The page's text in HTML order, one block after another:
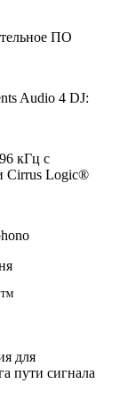
ПО
Audio 4 DJ:
кГц с
Cirrus Logic®
для
пути сигнала